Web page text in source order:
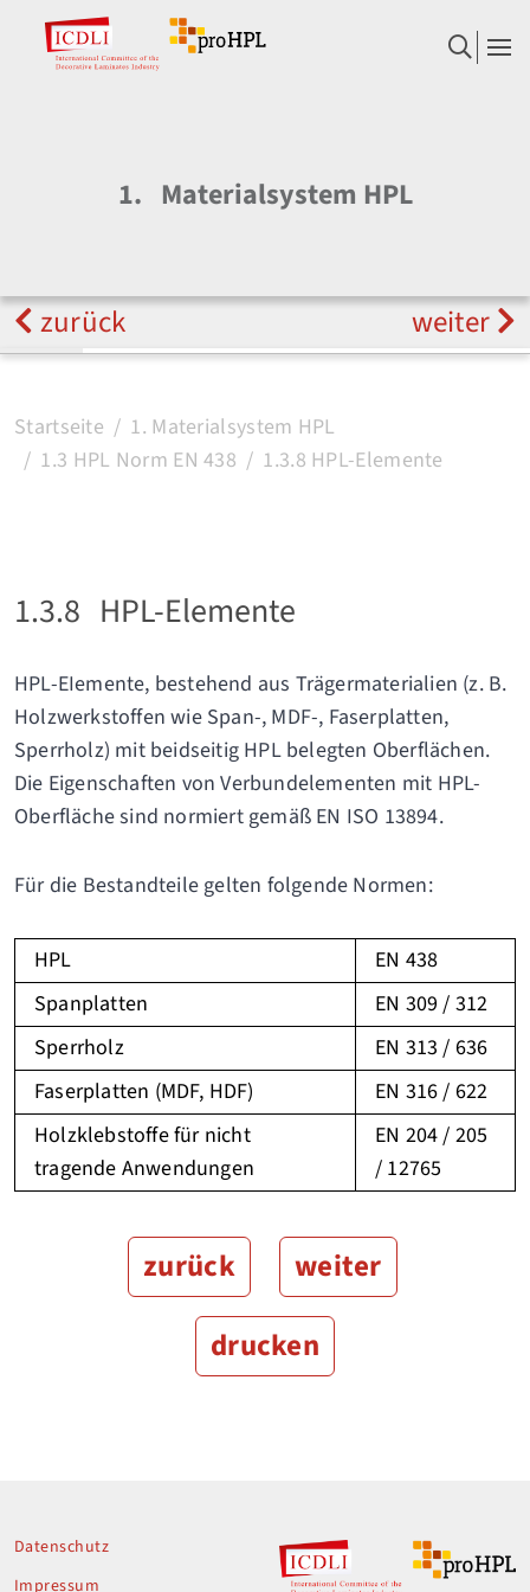
1. Materialsystem HPL
zurück weiter
Startseite
1. Materialsystem HPL
1.3 HPL Norm EN 438
1.3.8 HPL-Elemente
1.3.8 HPL-Elemente
HPL-EIemente, bestehend aus Trägermaterialien (z. B.
Holzwerkstoffen wie Span-, MDF-, Faserplatten,
Sperrholz) mit beidseitig HPL belegten Oberflächen.
Die Eigenschaften von Verbundelementen mit HPL-
Oberfläche sind normiert gemäß EN ISO 13894.
Für die Bestandteile gelten folgende Normen:
HPL
EN 438
Spanplatten
EN 309 / 312
Sperrholz
EN 313 / 636
Faserplatten (MDF, HDF)
EN 316 / 622
Holzklebstoffe für nicht
tragende Anwendungen
EN 204 / 205
/ 12765
zurück
weiter
drucken
Datenschutz
Impressum